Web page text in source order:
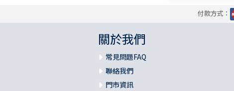
付款方式：
關於我們
常見問題FAQ
聯絡我們
門市資訊